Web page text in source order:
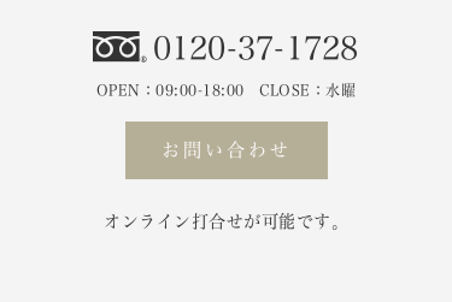
0120-37-1728
OPEN：09:00-18:00 CLOSE：水曜
お問い合わせ
オンライン打合せが可能です。